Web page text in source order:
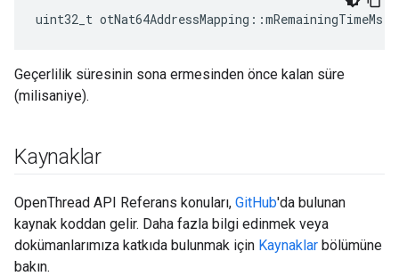
uint32_t otNat64AddressMapping ::mRemainingTimeMs
Geçerlilik süresinin sona ermesinden önce kalan süre
(milisaniye).
Kaynaklar
OpenThread API Referans konuları, GitHub'da bulunan
kaynak koddan gelir. Daha fazla bilgi edinmek veya
dokümanlarımıza katkıda bulunmak için Kaynaklar bölümüne
bakın.